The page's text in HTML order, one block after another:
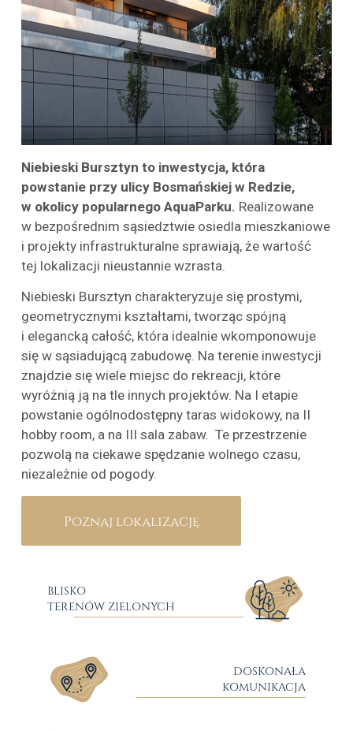
Niebieski Bursztyn to inwestycja, która
powstanie przy ulicy Bosmańskiej w Redzie,
w okolicy popularnego AquaParku. Realizowane
w bezpośrednim sąsiedztwie osiedla mieszkaniowe
i projekty infrastrukturalne sprawiają, że wartość
tej lokalizacji nieustannie wzrasta.
Niebieski Bursztyn charakteryzuje się prostymi,
geometrycznymi kształtami, tworząc spójną
i elegancką całość, która idealnie wkomponowuje
się w sąsiadującą zabudowę. Na terenie inwestycji
znajdzie się wiele miejsc do rekreacji, które
wyróżnią ją na tle innych projektów. Na I etapie
powstanie ogólnodostępny taras widokowy, na II
hobby room, a na III sala zabaw. Te przestrzenie
pozwolą na ciekawe spędzanie wolnego czasu,
niezależnie od pogody.
Poznaj lokalizację
BLISKO
TERENÓW ZIELONYCH
DOSKONAŁA
KOMUNIKACJA